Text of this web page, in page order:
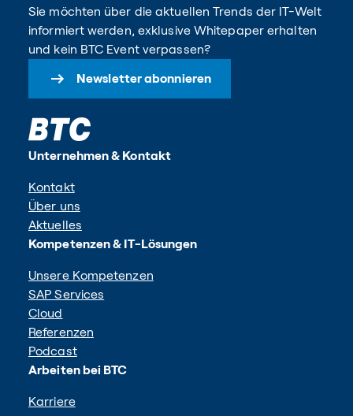
Sie möchten über die aktuellen Trends der IT-Welt
informiert werden, exklusive Whitepaper erhalten
und kein BTC Event verpassen?
Newsletter abonnieren
Unternehmen & Kontakt
Kontakt
Über uns
Aktuelles
Kompetenzen & IT-Lösungen
Unsere Kompetenzen
SAP Services
Cloud
Referenzen
Podcast
Arbeiten bei BTC
Karriere